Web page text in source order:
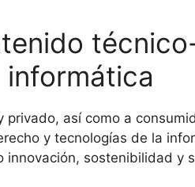
privado, así como a
y tecnologías de la
innovación, sostenibilidad y